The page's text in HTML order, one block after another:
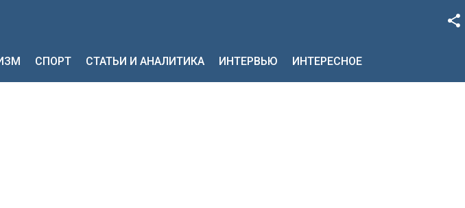
Google+
СПОРТ СТАТЬИ И АНАЛИТИКА ИНТЕРВЬЮ ИНТЕРЕСНОЕ